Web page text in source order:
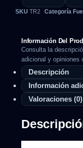
SKU TR2 Categoría
Información Del
Consulta la
adicional y opiniones
Descripción
Información
Valoraciones (0)